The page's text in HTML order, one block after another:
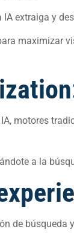
extraiga y
maximizar
motores
a la
de búsqueda